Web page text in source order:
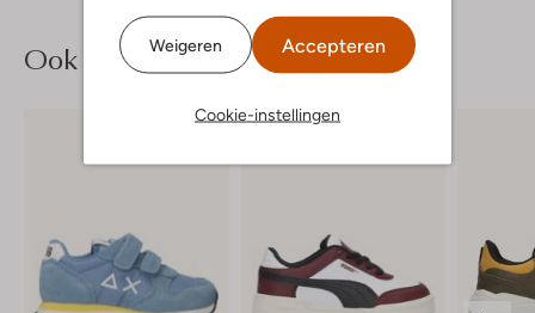
Weigeren Accepteren
Cookie-instellingen
Ook iets voor jou?